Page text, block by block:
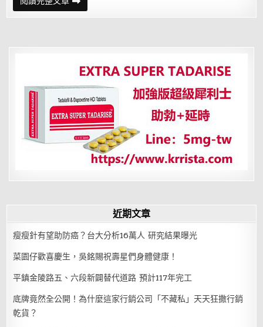
防
精
曲
選
對
內
褲
開
始
近期文章
瘦瘦針有望助防癌？台大分析16萬人 研究結果曝光
菜園仔歡喜慶生，吳銘賜祝壽星們身體健康！
平鎮金陵路五、六段新闢替代道路 預計117年完工
底牌竟然全公開！為什麼這家行銷公司「不藏私」天天狂撒行銷
乾貨？